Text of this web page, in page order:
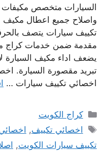
السيارات متخصص مكيفات
واصلاح جميع اعطال مكيف
تكييف سيارات يتصف
مقدمة ضمن خدمات كراج
يضعف اداء مكيف السيارة
تبريد مقصورة السيارة.
اخصائي تكييف سيارات …
التصنيفات
كراج الكويت
الوسوم
اخصائي تكييف,
تكييف سيارات الكويت,